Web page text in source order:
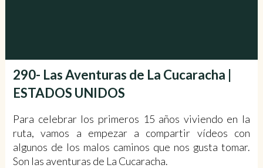
290- Las Aventuras de La Cucaracha |
ESTADOS UNIDOS
Para celebrar los primeros 15 años viviendo en la
ruta, vamos a empezar a compartir vídeos con
algunos de los malos caminos que nos gusta tomar.
Son las aventuras de La Cucaracha.